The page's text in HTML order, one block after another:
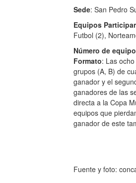
Sede: San Pedro
Equipos
Futbol (2),
Número de
Formato: Las
grupos (A, B) de
ganador y el
ganadores de las
directa a la Copa
equipos que
ganador de este
Fuente y foto: